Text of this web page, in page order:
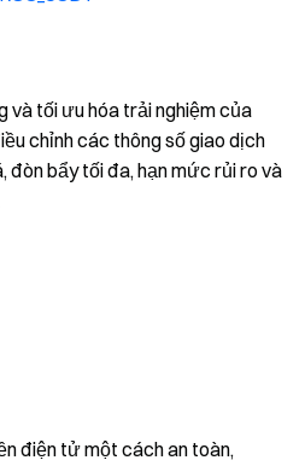
và tối ưu hóa trải nghiệm của
chỉnh các thông số giao dịch
đòn bẩy tối đa, hạn mức rủi ro và
điện tử một cách an toàn,